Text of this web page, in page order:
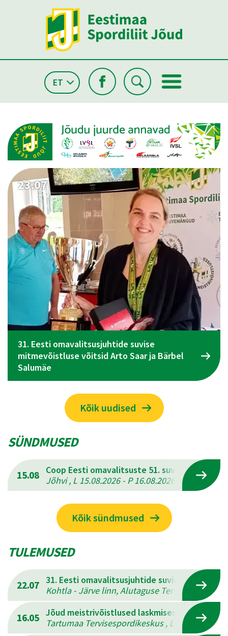
ET
26.05
Spordiliidu Jõud üldkogu koosolek toimub 09.
juunil Tallinnas
Kõik uudised
SÜNDMUSED
15.08
Coop Eesti omavalitsuste 51. suvemängud
Jõhvi , L 15.08.2026 - P 16.08.2026
Kõik sündmused
TULEMUSED
22.07 31. Eesti omavalitsusjuhtide suvine
Kohtla - Järve linn, Alutaguse
16.05 Jõud meistrivõistlused laskmises
Tartumaa Tervisespordikeskus , L 16.05.2026 -